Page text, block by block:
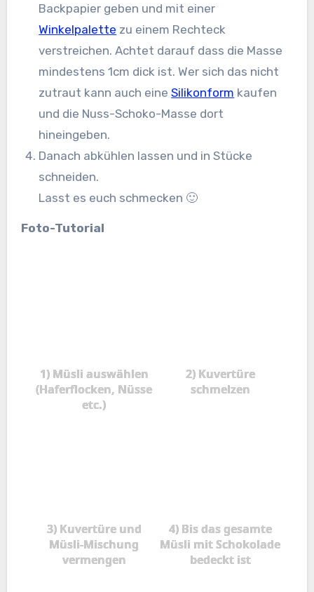
Backpapier geben und mit einer
Winkelpalette zu einem Rechteck
verstreichen. Achtet darauf dass die Masse
mindestens 1cm dick ist. Wer sich das nicht
zutraut kann auch eineSilikonform kaufen
und die Nuss-Schoko-Masse dort
hineingeben.
Danach abkühlen lassen und in Stücke
schneiden.
Lasst es euch schmecken 🙂
Foto-Tutorial
1) Müsli auswählen
(Haferflocken, Nüsse
etc.)
2) Kuvertüre
schmelzen
3) Kuvertüre und
Müsli-Mischung
vermengen
4) Bis das gesamte
Müsli mit Schokolade
bedeckt ist